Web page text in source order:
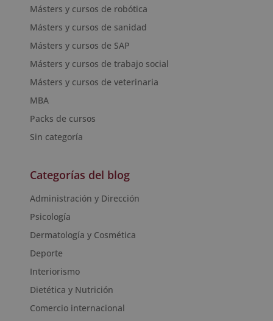
Másters y cursos de robótica
Másters y cursos de sanidad
Másters y cursos de SAP
Másters y cursos de trabajo social
Másters y cursos de veterinaria
MBA
Packs de cursos
Sin categoría
Categorías del blog
Administración y Dirección
Psicología
Dermatología y Cosmética
Deporte
Interiorismo
Dietética y Nutrición
Comercio internacional